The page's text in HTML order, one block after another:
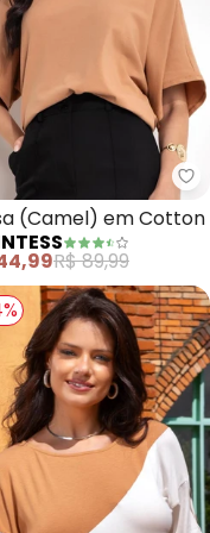
Blusa (Marrom
(Camel) em Cotton
R$ 89,99